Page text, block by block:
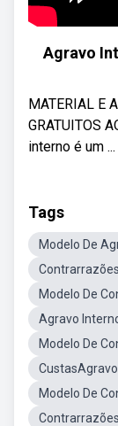
Agravo
MATERIAL E
GRATUITOS
interno é um ...
Tags
Modelo De
Modelo De
Agravo
Modelo De
Modelo De